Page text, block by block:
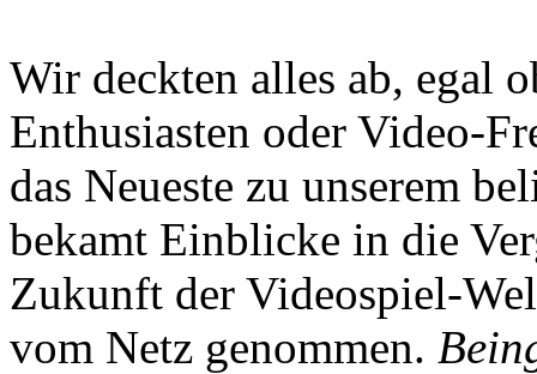
Wir deckten alles ab, egal
Enthusiasten oder Video-
das Neueste zu unserem
bekamt Einblicke in die
Zukunft der Videospiel-
vom Netz genommen.